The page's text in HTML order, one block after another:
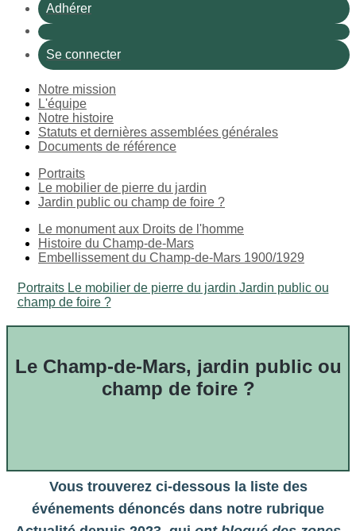
Adhérer
Se connecter
Notre mission
L'équipe
Notre histoire
Statuts et dernières assemblées générales
Documents de référence
Portraits
Le mobilier de pierre du jardin
Jardin public ou champ de foire ?
Le monument aux Droits de l'homme
Histoire du Champ-de-Mars
Embellissement du Champ-de-Mars 1900/1929
Portraits Le mobilier de pierre du jardin Jardin public ou
champ de foire ?
Le Champ-de-Mars, jardin public ou
champ de foire ?
Vous trouverez ci-dessous la liste des
événements dénoncés dans notre rubrique